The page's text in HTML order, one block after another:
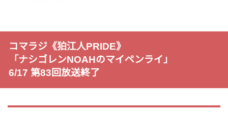
コマラジ《狛江人PRIDE》
「ナシゴレンNOAHのマイペンライ」
6/17 第83回放送終了